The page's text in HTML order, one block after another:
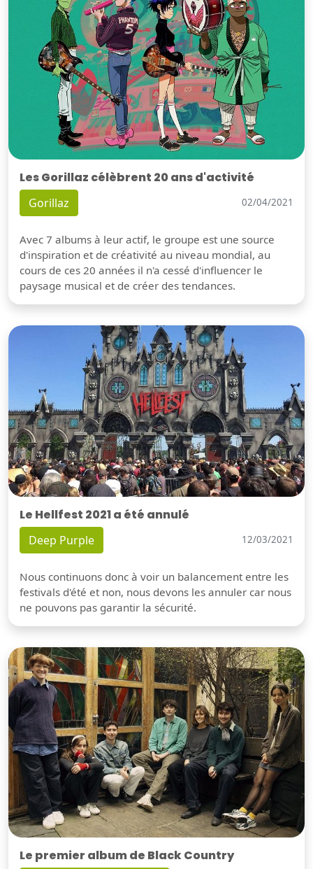
Les Gorillaz célèbrent 20 ans d'activité
Gorillaz 02/04/2021
Avec 7 albums à leur actif, le groupe est une source
d'inspiration et de créativité au niveau mondial, au
cours de ces 20 années il n'a cessé d'influencer le
paysage musical et de créer des tendances.
Le Hellfest 2021 a été annulé
Deep Purple 12/03/2021
Nous continuons donc à voir un balancement entre les
festivals d'été et non, nous devons les annuler car nous
ne pouvons pas garantir la sécurité.
Le premier album de Black Country